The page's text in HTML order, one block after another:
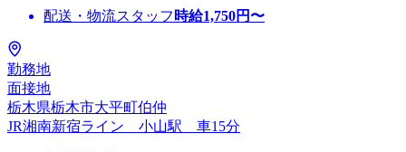
配送・物流スタッフ 時給1,750円〜
勤務地
面接地
栃木県栃木市大平町伯仲
JR湘南新宿ライン 小山駅 車15分